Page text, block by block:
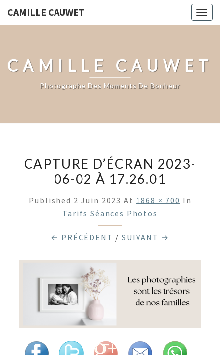
CAMILLE CAUWET
CAMILLE CAUWET
Photographe Des Moments De Bonheur
CAPTURE D’ÉCRAN 2023-
06-02 À 17.26.01
Published 2 Juin 2023 At 1868 × 700 In
Tarifs Séances Photos
← PRÉCÉDENT / SUIVANT →